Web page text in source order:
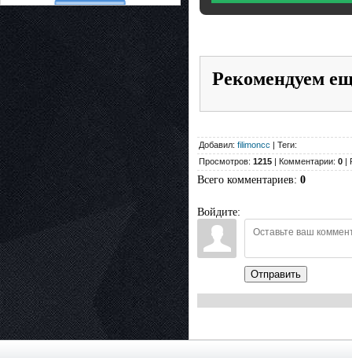
Рекомендуем
Добавил: filimoncc | Теги:
Просмотров: 1215 | Комментарии: 0 |
Всего комментариев: 0
Войдите:
Отправить